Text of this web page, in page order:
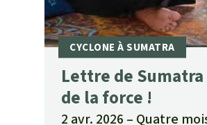
Lettre de
de la force !
2 avr. 2026
Quatre